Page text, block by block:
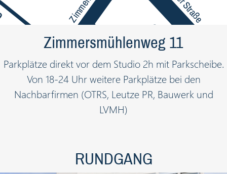
Gablonzer Straße
Zimmersmühlenweg 11
Parkplätze direkt vor dem Studio 2h mit Parkscheibe.
Von 18-24 Uhr weitere Parkplätze bei den
Nachbarfirmen (OTRS, Leutze PR, Bauwerk und
LVMH)
RUNDGANG